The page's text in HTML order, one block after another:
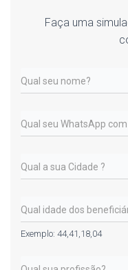
Faça uma
Exemplo: 44,41,18,04